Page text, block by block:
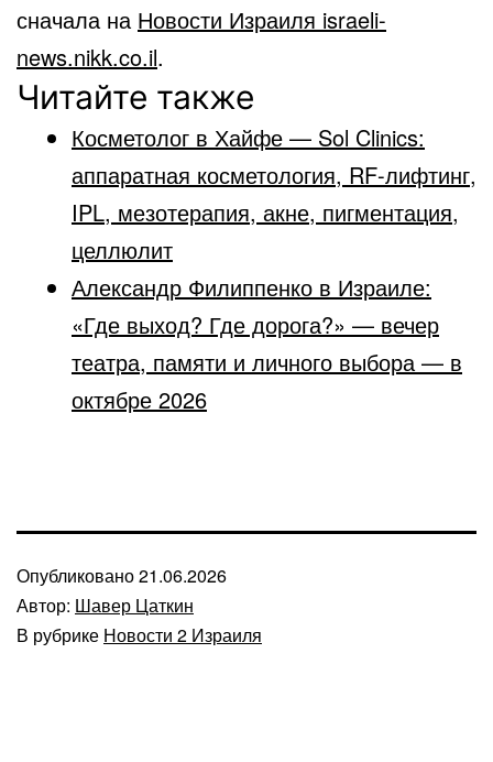
сначала на Новости Израиля israeli-
news.nikk.co.il.
Читайте также
Косметолог в Хайфе — Sol Clinics:
аппаратная косметология, RF-лифтинг,
IPL, мезотерапия, акне, пигментация,
целлюлит
Александр Филиппенко в Израиле:
«Где выход? Где дорога?» — вечер
театра, памяти и личного выбора — в
октябре 2026
Опубликовано21.06.2026
Автор: Шавер Цаткин
В рубрике Новости 2 Израиля